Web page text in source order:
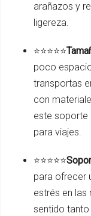
arañazos y
ligereza.
⭐️⭐️⭐️⭐️⭐️
poco
transportas
con
este soporte
para viajes.
⭐️⭐️⭐️⭐️⭐️
para ofrecer
estrés en las
sentido